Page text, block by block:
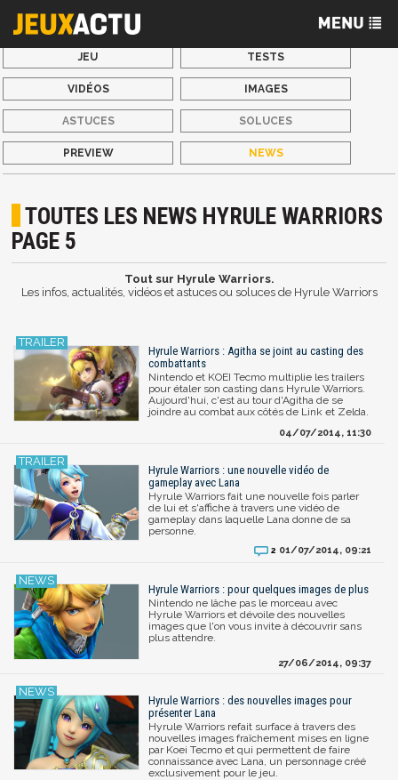
JEU TESTS
VIDÉOS IMAGES
ASTUCES SOLUCES
PREVIEW NEWS
TOUTES LES NEWS HYRULE WARRIORS
PAGE 5
Tout sur Hyrule Warriors.
Les infos, actualités, vidéos et astuces ou soluces de Hyrule Warriors
Hyrule Warriors : Agitha se joint au casting des
combattants
Nintendo et KOEI Tecmo multiplie les trailers
pour étaler son casting dans Hyrule Warriors.
Aujourd'hui, c'est au tour d'Agitha de se
joindre au combat aux côtés de Link et Zelda.
04/07/2014, 11:30
Hyrule Warriors : une nouvelle vidéo de
gameplay avec Lana
Hyrule Warriors fait une nouvelle fois parler
de lui et s'affiche à travers une vidéo de
gameplay dans laquelle Lana donne de sa
personne.
2 01/07/2014, 09:21
Hyrule Warriors : pour quelques images de plus
Nintendo ne lâche pas le morceau avec
Hyrule Warriors et dévoile des nouvelles
images que l'on vous invite à découvrir sans
plus attendre.
27/06/2014, 09:37
Hyrule Warriors : des nouvelles images pour
présenter Lana
Hyrule Warriors refait surface à travers des
nouvelles images fraîchement mises en ligne
par Koei Tecmo et qui permettent de faire
connaissance avec Lana, un personnage créé
exclusivement pour le jeu.